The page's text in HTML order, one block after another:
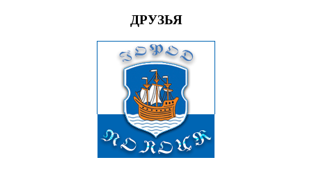
ДРУЗЬЯ